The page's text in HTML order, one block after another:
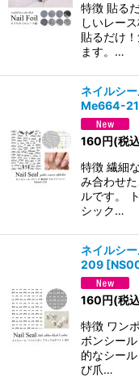
特徴 貼る
しいレー
貼るだけ
ます。…
ネイルシ
Me664-
160円(税
特徴 繊細
み合わせ
ルです。
シック…
ネイルシ
209 [
160円(税
特徴 ワン
ボンシー
的なシー
び爪…